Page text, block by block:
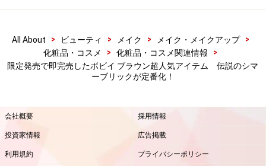
All About > ビューティ > メイク > メイク・メイクアップ
>
化粧品・コスメ
> 化粧品・コスメ関連情報
>
限定発売で即完売したボビイ ブラウン超人気アイテム 伝説のシマ
ーブリックが定番化！
会社概要 採用情報
投資家情報 広告掲載
利用規約 プライバシーポリシー